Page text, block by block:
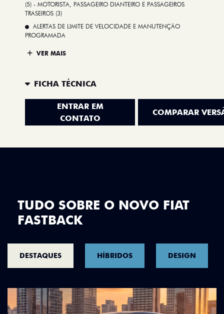
(5) - MOTORISTA, PASSAGEIRO DIANTEIRO E PASSAGEIROS
TRASEIROS (3)
ALERTAS DE LIMITE DE VELOCIDADE E MANUTENÇÃO
PROGRAMADA
VER MAIS
FICHA TÉCNICA
ENTRAR EM
CONTATO
COMPARAR
TUDO SOBRE O NOVO FIAT
FASTBACK
DESTAQUES HÍBRIDOS DESIGN